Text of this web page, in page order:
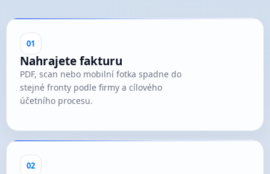
01
Nahrajete fakturu
PDF, scan nebo mobilní fotka spadne do
stejné fronty podle firmy a cílového
účetního procesu.
02